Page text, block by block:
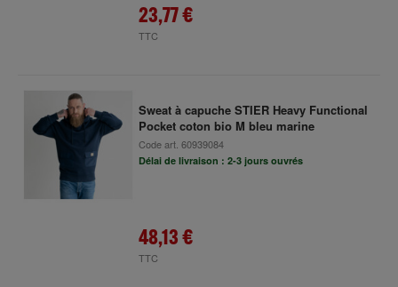
23,77 €
TTC
Sweat à capuche STIER Heavy Functional
Pocket coton bio M bleu marine
Code art. 60939084
Délai de livraison : 2-3 jours ouvrés
48,13 €
TTC